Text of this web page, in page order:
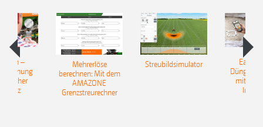
–
Mehrerlöse
berechnen: Mit dem
AMAZONE
Grenzstreurechner
Streubildsimulator
mit